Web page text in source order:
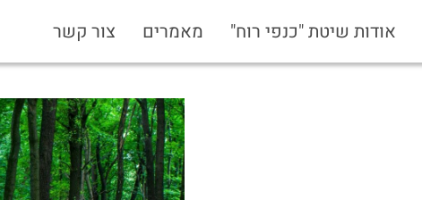
אודות שיטת "כנפי רוח" מאמרים צור קשר